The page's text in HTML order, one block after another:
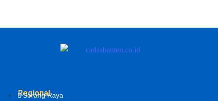
Regional
Serang Raya